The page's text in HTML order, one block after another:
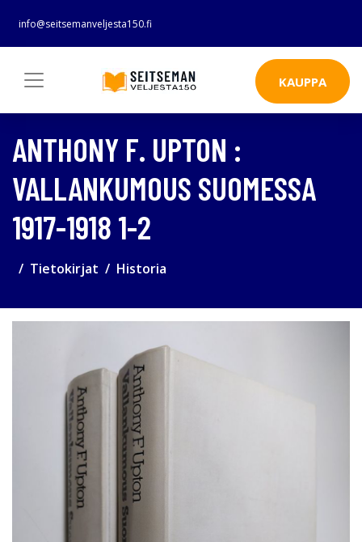
info@seitsemanveljesta150.fi
KAUPPA
ANTHONY F. UPTON :
VALLANKUMOUS SUOMESSA
1917-1918 1-2
Tietokirjat Historia